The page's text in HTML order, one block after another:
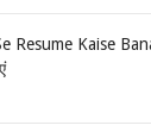
Resume Kaise